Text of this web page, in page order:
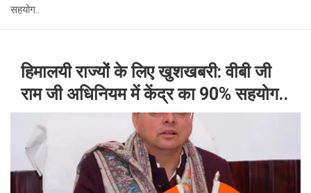
सहयोग..
हिमालयी राज्यों के लिए खुशखबरी: वीबी जी
राम जी अधिनियम में केंद्र का 90% सहयोग..